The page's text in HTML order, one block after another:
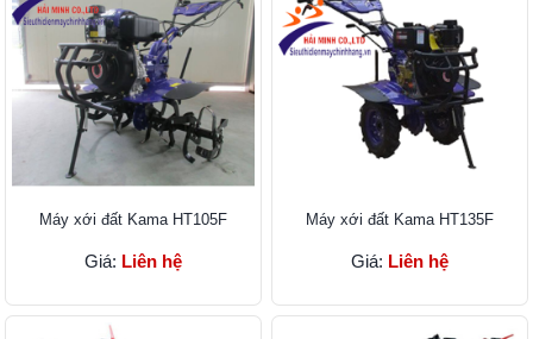
Máy xới đất Kama HT105F
Giá: Liên hệ
Máy xới đất Kama HT135F
Giá: Liên hệ